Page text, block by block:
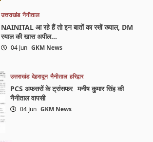
उत्तराखंड नैनीताल
NAINITAL आ रहे हैं तो इन बातों का रखें ख्याल, DM
रयाल की खास अपील…
04 Jun GKM News
उत्तराखंड देहरादून नैनीताल हरिद्वार
PCS अफसरों के ट्रांसफर_ मनीष कुमार सिंह की
नैनीताल वापसी
04 Jun GKM News